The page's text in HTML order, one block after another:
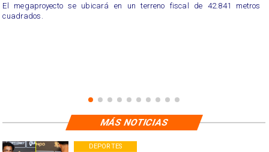
El megaproyecto se ubicará en un terreno fiscal de 42.841 metros
cuadrados.
DEPORTES
MÁS NOTICIAS